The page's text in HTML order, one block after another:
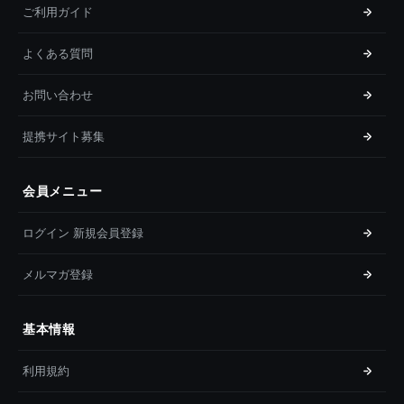
ご利用ガイド
よくある質問
お問い合わせ
提携サイト募集
会員メニュー
ログイン 新規会員登録
メルマガ登録
基本情報
利用規約